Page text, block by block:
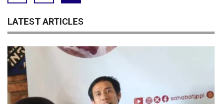
LATEST ARTICLES